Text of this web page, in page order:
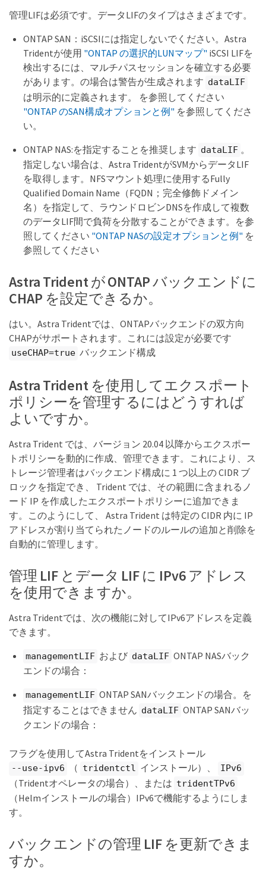
管理LIFは必須です。データLIFのタイプはさまざまです。
ONTAP SAN：iSCSIには指定しないでください。Astra
Tridentが使用 "ONTAP の選択的LUNマップ" iSCSI LIFを
検出するには、マルチパスセッションを確立する必要
があります。の場合は警告が生成されます dataLIF
は明示的に定義されます。 を参照してください
"ONTAP のSAN構成オプションと例" を参照してくださ
い。
ONTAP NAS:を指定することを推奨します dataLIF 。
指定しない場合は、Astra TridentがSVMからデータLIF
を取得します。NFSマウント処理に使用するFully
Qualified Domain Name（FQDN；完全修飾ドメイン
名）を指定して、ラウンドロビンDNSを作成して複数
のデータLIF間で負荷を分散することができます。を参
照してください "ONTAP NASの設定オプションと例" を
参照してください
Astra Trident が ONTAP バックエンドに
CHAP を設定できるか。
はい。Astra Tridentでは、ONTAPバックエンドの双方向
CHAPがサポートされます。これには設定が必要です
useCHAP=true バックエンド構成
Astra Trident を使用してエクスポート
ポリシーを管理するにはどうすれば
よいですか。
Astra Trident では、バージョン 20.04 以降からエクスポー
トポリシーを動的に作成、管理できます。これにより、ス
トレージ管理者はバックエンド構成に 1 つ以上の CIDR ブ
ロックを指定でき、 Trident では、その範囲に含まれるノ
ード IP を作成したエクスポートポリシーに追加できま
す。このようにして、 Astra Trident は特定の CIDR 内に IP
アドレスが割り当てられたノードのルールの追加と削除を
自動的に管理します。
管理 LIF とデータ LIF に IPv6 アドレス
を使用できますか。
Astra Tridentでは、次の機能に対してIPv6アドレスを定義
できます。
managementLIF および dataLIF ONTAP NASバック
エンドの場合：
managementLIF ONTAP SANバックエンドの場合。を
指定することはできません dataLIF ONTAP SANバッ
クエンドの場合：
フラグを使用してAstra Tridentをインストール
--use-ipv6 （ tridentctl インストール）、 IPv6
（Tridentオペレータの場合）、または tridentTPv6
（Helmインストールの場合）IPv6で機能するようにしま
す。
バックエンドの管理 LIF を更新できま
すか。